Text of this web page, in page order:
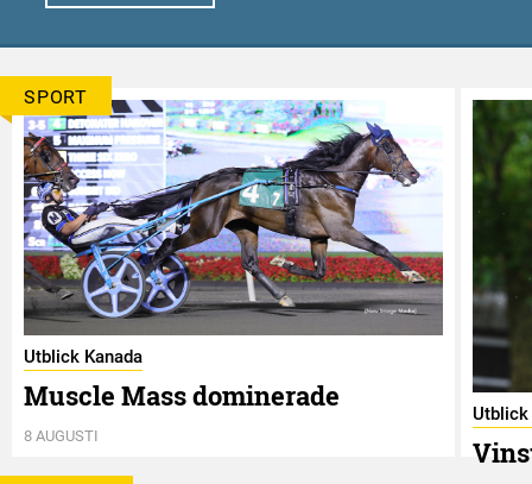
SPORT
Utblick Kanada
Muscle Mass dominerade
8 AUGUSTI
Utblick